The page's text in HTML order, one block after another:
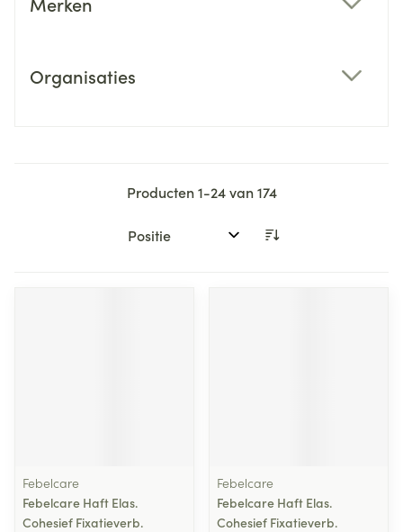
Organisaties
Producten1-24van174
Sorteer op:
Febelcare
Febelcare Haft Elas.
Cohesief Fixatieverb.
Febelcare
Febelcare Haft Elas.
Cohesief Fixatieverb.